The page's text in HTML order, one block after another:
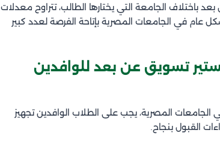
الجامعة التي يختارها الطالب، تتراوح معدلات
عام في الجامعات المصرية بإتاحة الفرصة لعدد كبير
تسويق عن بعد للوافدين
المصرية، يجب على الطلاب الوافدين تجهيز
القبول بنجاح.